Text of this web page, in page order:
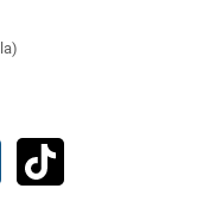
Instagram